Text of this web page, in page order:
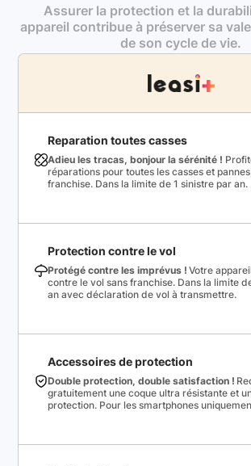
Assurer la protection et la
appareil contribue à préserver sa
de son cycle de vie.
Reparation toutes casses
Adieu les tracas, bonjour la sérénité !
réparations pour toutes les casses et
franchise. Dans la limite de 1 sinistre par an.
Protection contre le vol
Protégé contre les imprévus ! Votre
contre le vol sans franchise. Dans la limite
an avec déclaration de vol à transmettre.
Accessoires de protection
Double protection, double satisfaction !
gratuitement une coque ultra résistante et
protection. Pour les smartphones